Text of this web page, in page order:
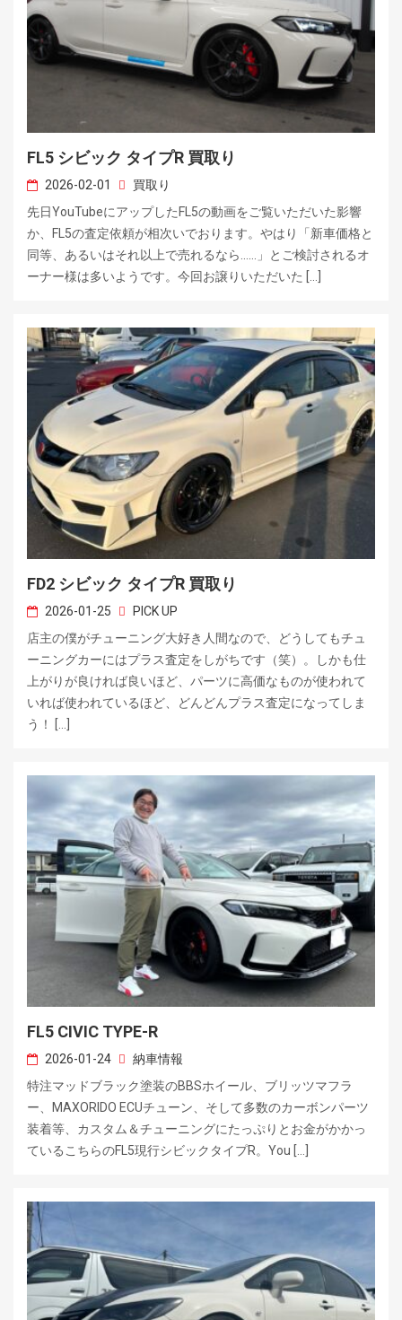
FL5 シビック タイプR 買取り
2026-02-01
買取り
先日YouTubeにアップしたFL5の動画をご覧いただいた影響
か、FL5の査定依頼が相次いでおります。やはり「新車価格と
同等、あるいはそれ以上で売れるなら……」とご検討されるオ
ーナー様は多いようです。今回お譲りいただいた […]
FD2 シビック タイプR 買取り
2026-01-25
PICK UP
店主の僕がチューニング大好き人間なので、どうしてもチュ
ーニングカーにはプラス査定をしがちです（笑）。しかも仕
上がりが良ければ良いほど、パーツに高価なものが使われて
いれば使われているほど、どんどんプラス査定になってしま
う！ […]
FL5 CIVIC TYPE-R
2026-01-24
納車情報
特注マッドブラック塗装のBBSホイール、ブリッツマフラ
ー、MAXORIDO ECUチューン、そして多数のカーボンパーツ
装着等、カスタム＆チューニングにたっぷりとお金がかかっ
ているこちらのFL5現行シビックタイプR。You […]